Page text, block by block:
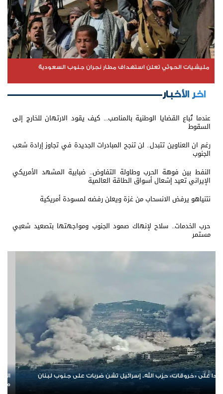
مليشيات الحوثي تعلن استهداف مطار نجران جنوب السعودية
اخر الأخبار
عندما تُباع القضايا الوطنية بالمناصب... كيف يقود الارتهان للخارج إلى
السقوط
رغم ان العناوين تتبدل.. لن تنجح المبادرات الجديدة في تجاوز إرادة شعب
الجنوب
النفط بين فوهة الحرب وطاولة التفاوض.. ضبابية المشهد الأمريكي
الإيراني تعيد إشعال أسواق الطاقة العالمية
نتنياهو يرفض الانسحاب من غزة ويعلن رفضه لمسودة أمريكية
حرب الخدمات.. سلاح لإنهاك صمود الجنوب ومواجهتها بتصعيد شعبي
مستمر
دعم الموهوبين والمبدعين العرب عبر مبادرات نوعية مليشيات